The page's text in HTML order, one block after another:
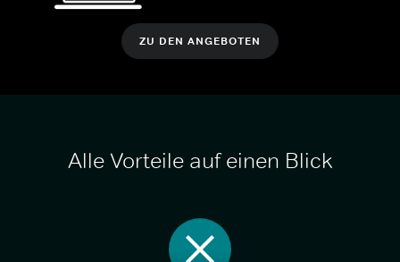
ZU DEN ANGEBOTEN
Alle Vorteile auf einen Blick